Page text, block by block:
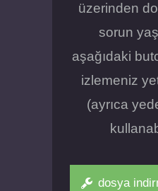
üzerinden
sorun
aşağıdaki
izlemeniz
(ayrıca
dosya